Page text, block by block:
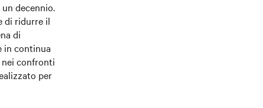
decennio.
di ridurre il
di
in continua
nei confronti
per